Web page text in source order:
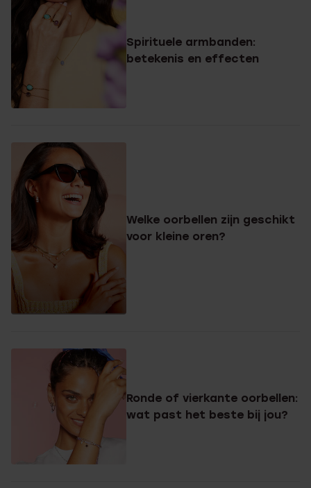
Spirituele armbanden:
betekenis en effecten
Welke oorbellen zijn geschikt
voor kleine oren?
Ronde of vierkante oorbellen:
wat past het beste bij jou?